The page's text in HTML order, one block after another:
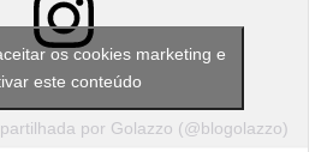
por Golazzo (@blogolazzo)
os cookies marketing e
este conteúdo